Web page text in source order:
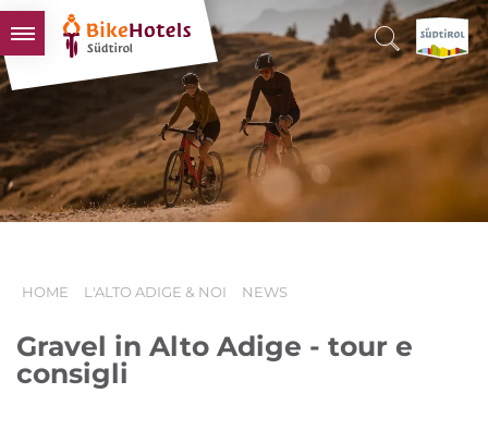
BIKEHOTELS
HOTELS & PACCHETTI
TOUR & TERRITORI
L'ALTO ADIGE & NOI
HOME L'ALTO ADIGE & NOI NEWS
Gravel in Alto Adige - tour e
consigli